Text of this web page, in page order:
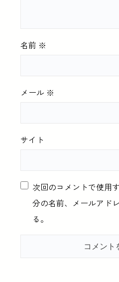
名前 ※
メール ※
サイト
次回のコメントで使用
分の名前、メールアド
る。